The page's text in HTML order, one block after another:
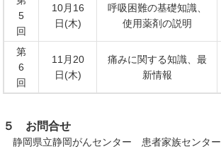
5
回
10月16
日(木)
呼吸困難の基礎知識、
使用薬剤の説明
第
6
回
11月20
日(木)
痛みに関する知識、最
新情報
５ お問合せ
静岡県立静岡がんセンター 患者家族センター